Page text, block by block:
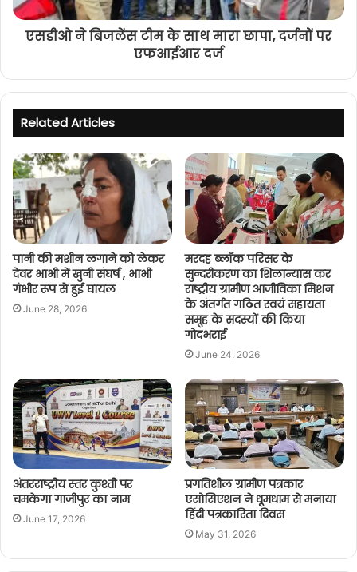
एसडीओ ने बिजलेंस टीम के साथ मारा छापा, दर्जनों पर
एफआईआर दर्ज
Related Articles
पानी की मशीन लगाने को लेकर
देवर भाभी में खुनी संघर्ष , भाभी
गंभीर रूप से हुई घायल
June 28, 2026
मरदह ब्लॉक परिसर के
सुन्दरीकरण का शिलान्यास कर
राष्ट्रीय ग्रामीण आजीविका मिशन
के अंतर्गत गठित स्वयं सहायता
समूह के सदस्यों की किया
गोदभराई
June 24, 2026
अंतरराष्ट्रीय स्तर कुश्ती पर
चमकेगा गाजीपुर का नाम
June 17, 2026
प्रगतिशील ग्रामीण पत्रकार
एसोसिएशन ने धूमधाम से मनाया
हिंदी पत्रकारिता दिवस
May 31, 2026